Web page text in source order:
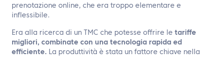
prenotazione online, che era troppo elementare e
inflessibile.
Era alla ricerca di un TMC che potesse offrire le tariffe
migliori, combinate con una tecnologia rapida ed
efficiente. La produttività è stata un fattore chiave nella